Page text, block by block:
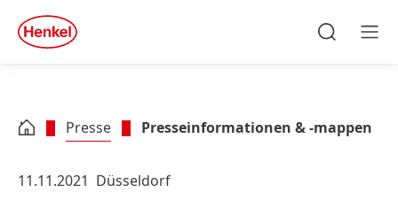
Zu Footer springen
quick
search
Presse Presseinformationen & -mappen
11.11.2021 Düsseldorf